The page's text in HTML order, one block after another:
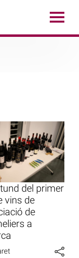
del primer
vins de
de
a